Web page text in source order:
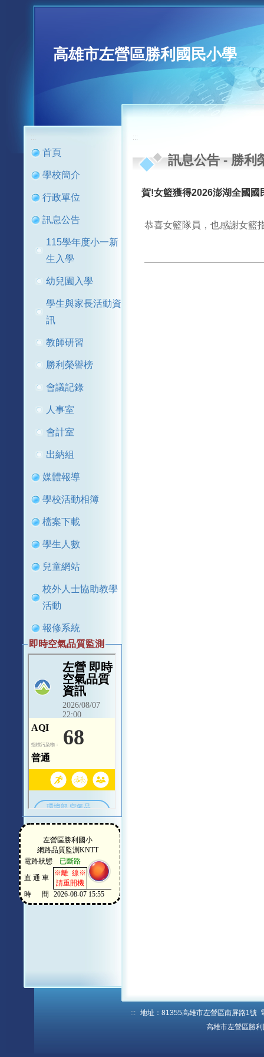
高雄市左營區勝利國民小學
:::
首頁
學校簡介
行政單位
訊息公告
115學年度小一新
生入學
幼兒園入學
學生與家長活動資
訊
教師研習
勝利榮譽榜
會議記錄
人事室
會計室
出納組
媒體報導
學校活動相簿
檔案下載
學生人數
兒童網站
校外人士協助教學
活動
報修系統
即時空氣品質監測
:::
訊息公告-勝利
賀!女籃獲得2026澎湖全國國
恭喜女籃隊員，也感謝女籃
:::
地址：81355高雄市左營區南屏路1號
高雄市左營區勝